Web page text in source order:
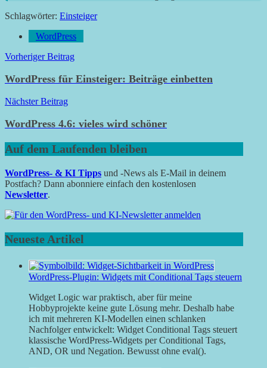
Schlagwörter: Einsteiger
WordPress
Beitragsnavigation
Vorheriger Beitrag
WordPress für Einsteiger: Beiträge einbetten
Nächster Beitrag
WordPress 4.6: vieles wird schöner
Auf dem Laufenden bleiben
WordPress- & KI Tipps und -News als E-Mail in deinem
Postfach? Dann abonniere einfach den kostenlosen
Newsletter.
Neueste Artikel
WordPress-Plugin: Widgets mit Conditional Tags steuern
Widget Logic war praktisch, aber für meine
Hobbyprojekte keine gute Lösung mehr. Deshalb habe
ich mit mehreren KI-Modellen einen schlanken
Nachfolger entwickelt: Widget Conditional Tags steuert
klassische WordPress-Widgets per Conditional Tags,
AND, OR und Negation. Bewusst ohne eval().